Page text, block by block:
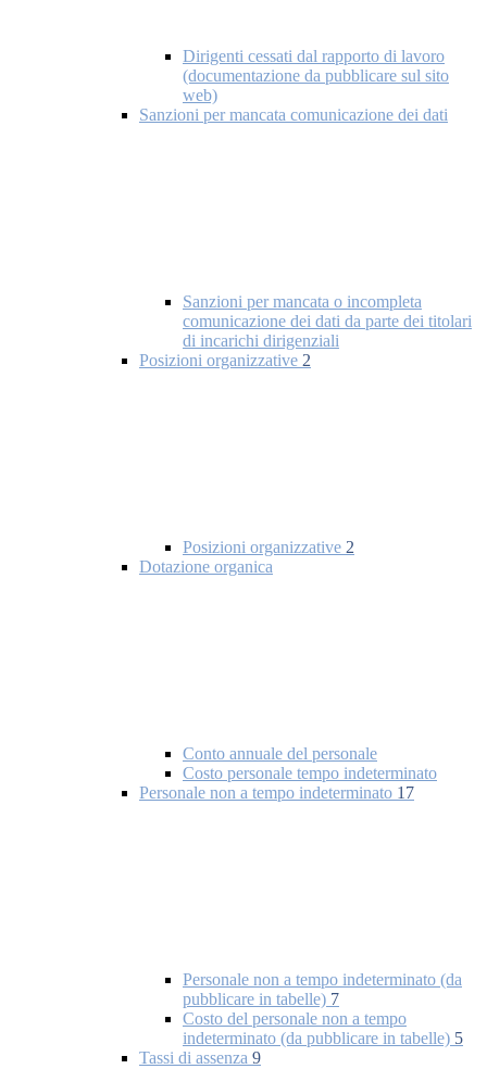
Dirigenti cessati dal rapporto di lavoro
(documentazione da pubblicare sul sito
web)
Sanzioni per mancata comunicazione dei dati
Sanzioni per mancata o incompleta
comunicazione dei dati da parte dei titolari
di incarichi dirigenziali
Posizioni organizzative 2
Posizioni organizzative 2
Dotazione organica
Conto annuale del personale
Costo personale tempo indeterminato
Personale non a tempo indeterminato 17
Personale non a tempo indeterminato (da
pubblicare in tabelle) 7
Costo del personale non a tempo
indeterminato (da pubblicare in tabelle) 5
Tassi di assenza 9